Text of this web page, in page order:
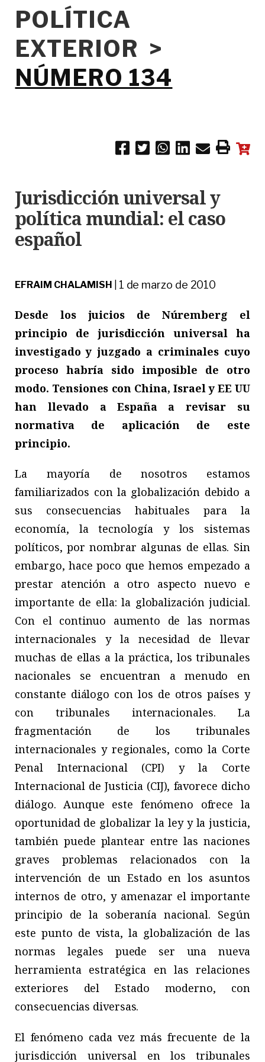
POLÍTICA
EXTERIOR >
NÚMERO 134
Jurisdicción universal y
política mundial: el caso
español
EFRAIM CHALAMISH 1 de marzo de 2010
Desde los juicios de Núremberg el
principio de jurisdicción universal ha
investigado y juzgado a criminales cuyo
proceso habría sido imposible de otro
modo. Tensiones con China, Israel y EE UU
han llevado a España a revisar su
normativa de aplicación de este
principio.
La mayoría de nosotros estamos
familiarizados con la globalización debido a
sus consecuencias habituales para la
economía, la tecnología y los sistemas
políticos, por nombrar algunas de ellas. Sin
embargo, hace poco que hemos empezado a
prestar atención a otro aspecto nuevo e
importante de ella: la globalización judicial.
Con el continuo aumento de las normas
internacionales y la necesidad de llevar
muchas de ellas a la práctica, los tribunales
nacionales se encuentran a menudo en
constante diálogo con los de otros países y
con tribunales internacionales. La
fragmentación de los tribunales
internacionales y regionales, como la Corte
Penal Internacional (CPI) y la Corte
Internacional de Justicia (CIJ), favorece dicho
diálogo. Aunque este fenómeno ofrece la
oportunidad de globalizar la ley y la justicia,
también puede plantear entre las naciones
graves problemas relacionados con la
intervención de un Estado en los asuntos
internos de otro, y amenazar el importante
principio de la soberanía nacional. Según
este punto de vista, la globalización de las
normas legales puede ser una nueva
herramienta estratégica en las relaciones
exteriores del Estado moderno, con
consecuencias diversas.
El fenómeno cada vez más frecuente de la
jurisdicción universal en los tribunales